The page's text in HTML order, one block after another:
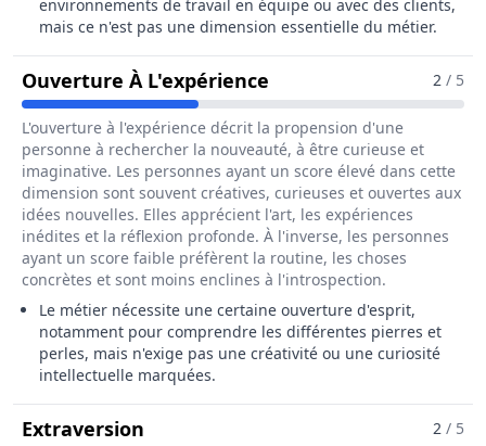
environnements de travail en équipe ou avec des clients,
mais ce n'est pas une dimension essentielle du métier.
Ouverture À L'expérience Pour Le Métier De
2 / 5
L'ouverture à l'expérience décrit la propension d'une
personne à rechercher la nouveauté, à être curieuse et
imaginative. Les personnes ayant un score élevé dans cette
dimension sont souvent créatives, curieuses et ouvertes aux
idées nouvelles. Elles apprécient l'art, les expériences
inédites et la réflexion profonde. À l'inverse, les personnes
ayant un score faible préfèrent la routine, les choses
concrètes et sont moins enclines à l'introspection.
Le métier nécessite une certaine ouverture d'esprit,
notamment pour comprendre les différentes pierres et
perles, mais n'exige pas une créativité ou une curiosité
intellectuelle marquées.
Extraversion Pour Le Métier De Trieur / Trieuse
2 / 5